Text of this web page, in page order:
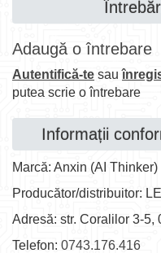
Adaugă o întrebare
Autentifică-te sau
putea scrie o întrebare
Informații
Marcă: Anxin (AI Thinker)
Producător/distribuitor:
Adresă: str. Coralilor 3-5,
Telefon: 0743.176.416